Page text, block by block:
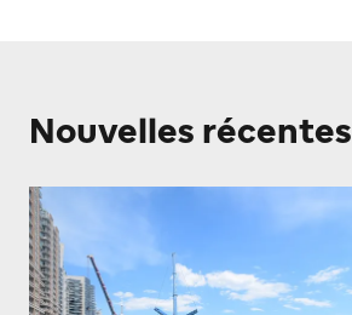
Nouvelles récentes